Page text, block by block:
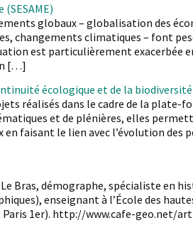
globaux – globalisation des
changements climatiques – font
est particulièrement exacerbée
[…]
écologique et de la
réalisés dans le cadre de la plate-
et de plénières, elles
en faisant le lien avec l’évolution
Bras, démographe, spécialiste en
enseignant à l’École des
Paris 1er). http://www.cafe-geo.net/